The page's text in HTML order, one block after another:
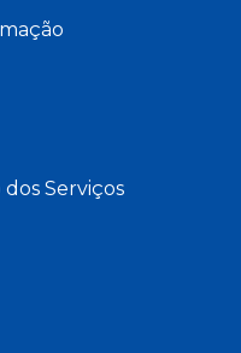
Serviços